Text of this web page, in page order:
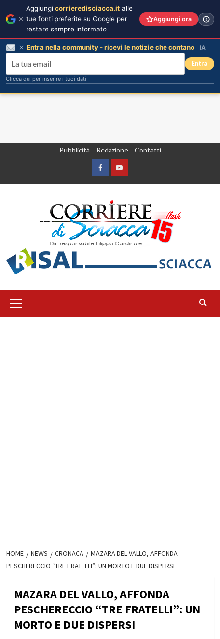
Pubblicità Redazione Contatti
FacebookYountube
principale
HOME NEWS CRONACA
MAZARA DEL VALLO, AFFONDA
PESCHERECCIO “TRE FRATELLI”: UN MORTO E DUE DISPERSI
MAZARA DEL VALLO, AFFONDA
PESCHERECCIO “TRE FRATELLI”: UN
MORTO E DUE DISPERSI
Aggiungi corrieredisciacca.it alle
tue fonti preferite su Google per
restare sempre informato
Aggiungi ora
Entra nella community - ricevi le notizie che contano IA
Entra
Clicca qui per inserire i tuoi dati